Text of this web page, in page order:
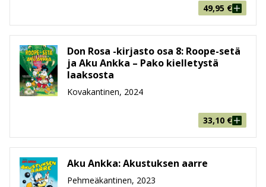
49,95 €
Don Rosa -kirjasto osa 8: Roope-setä
ja Aku Ankka – Pako kielletystä
laaksosta
Kovakantinen, 2024
33,10 €
Aku Ankka: Akustuksen aarre
Pehmeäkantinen, 2023